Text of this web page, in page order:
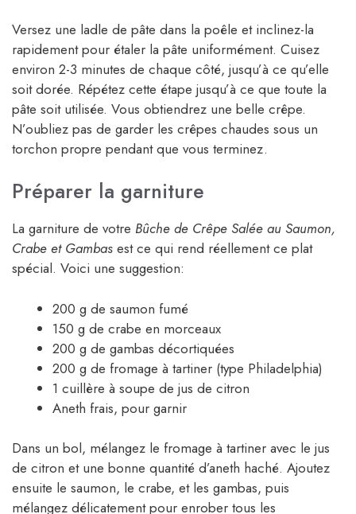
Versez une ladle de pâte dans la poêle et inclinez-la
rapidement pour étaler la pâte uniformément. Cuisez
environ 2-3 minutes de chaque côté, jusqu’à ce qu’elle
soit dorée. Répétez cette étape jusqu’à ce que toute la
pâte soit utilisée. Vous obtiendrez une belle crêpe.
N’oubliez pas de garder les crêpes chaudes sous un
torchon propre pendant que vous terminez.
Préparer la garniture
La garniture de votre Bûche de Crêpe Salée au Saumon,
Crabe et Gambas est ce qui rend réellement ce plat
spécial. Voici une suggestion:
200 g de saumon fumé
150 g de crabe en morceaux
200 g de gambas décortiquées
200 g de fromage à tartiner (type Philadelphia)
1 cuillère à soupe de jus de citron
Aneth frais, pour garnir
Dans un bol, mélangez le fromage à tartiner avec le jus
de citron et une bonne quantité d’aneth haché. Ajoutez
ensuite le saumon, le crabe, et les gambas, puis
mélangez délicatement pour enrober tous les